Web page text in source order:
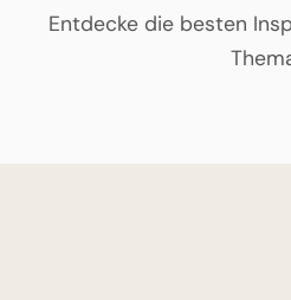
Entdecke die besten